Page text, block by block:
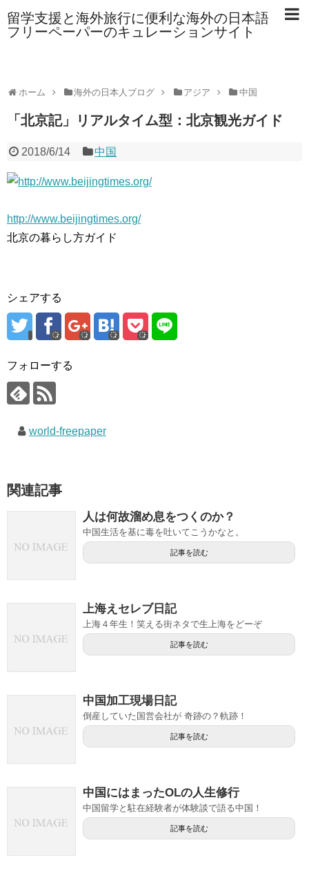
留学支援と海外旅行に便利な海外の日本語
フリーペーパーのキュレーションサイト
ホーム 海外の日本人ブログ アジア 中国
「北京記」リアルタイム型：北京観光ガイド
2018/6/14 中国
http://www.beijingtimes.org/
北京の暮らし方ガイド
シェアする
フォローする
world-freepaper
関連記事
人は何故溜め息をつくのか？
中国生活を基に毒を吐いてこうかなと。
記事を読む
上海えセレブ日記
上海４年生！笑える街ネタで生上海をどーぞ
記事を読む
中国加工現場日記
倒産していた国営会社が 奇跡の？軌跡！
記事を読む
中国にはまったOLの人生修行
中国留学と駐在経験者が体験談で語る中国！
記事を読む